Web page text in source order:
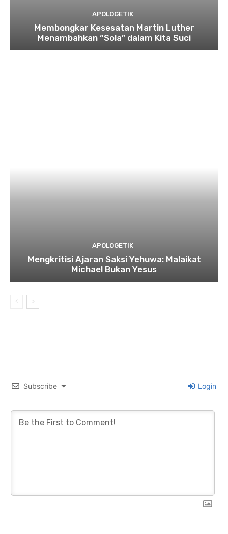
APOLOGETIK
Membongkar Kesesatan Martin Luther
Menambahkan “Sola” dalam Kita Suci
APOLOGETIK
Mengkritisi Ajaran Saksi Yehuwa: Malaikat
Michael Bukan Yesus
Subscribe Login